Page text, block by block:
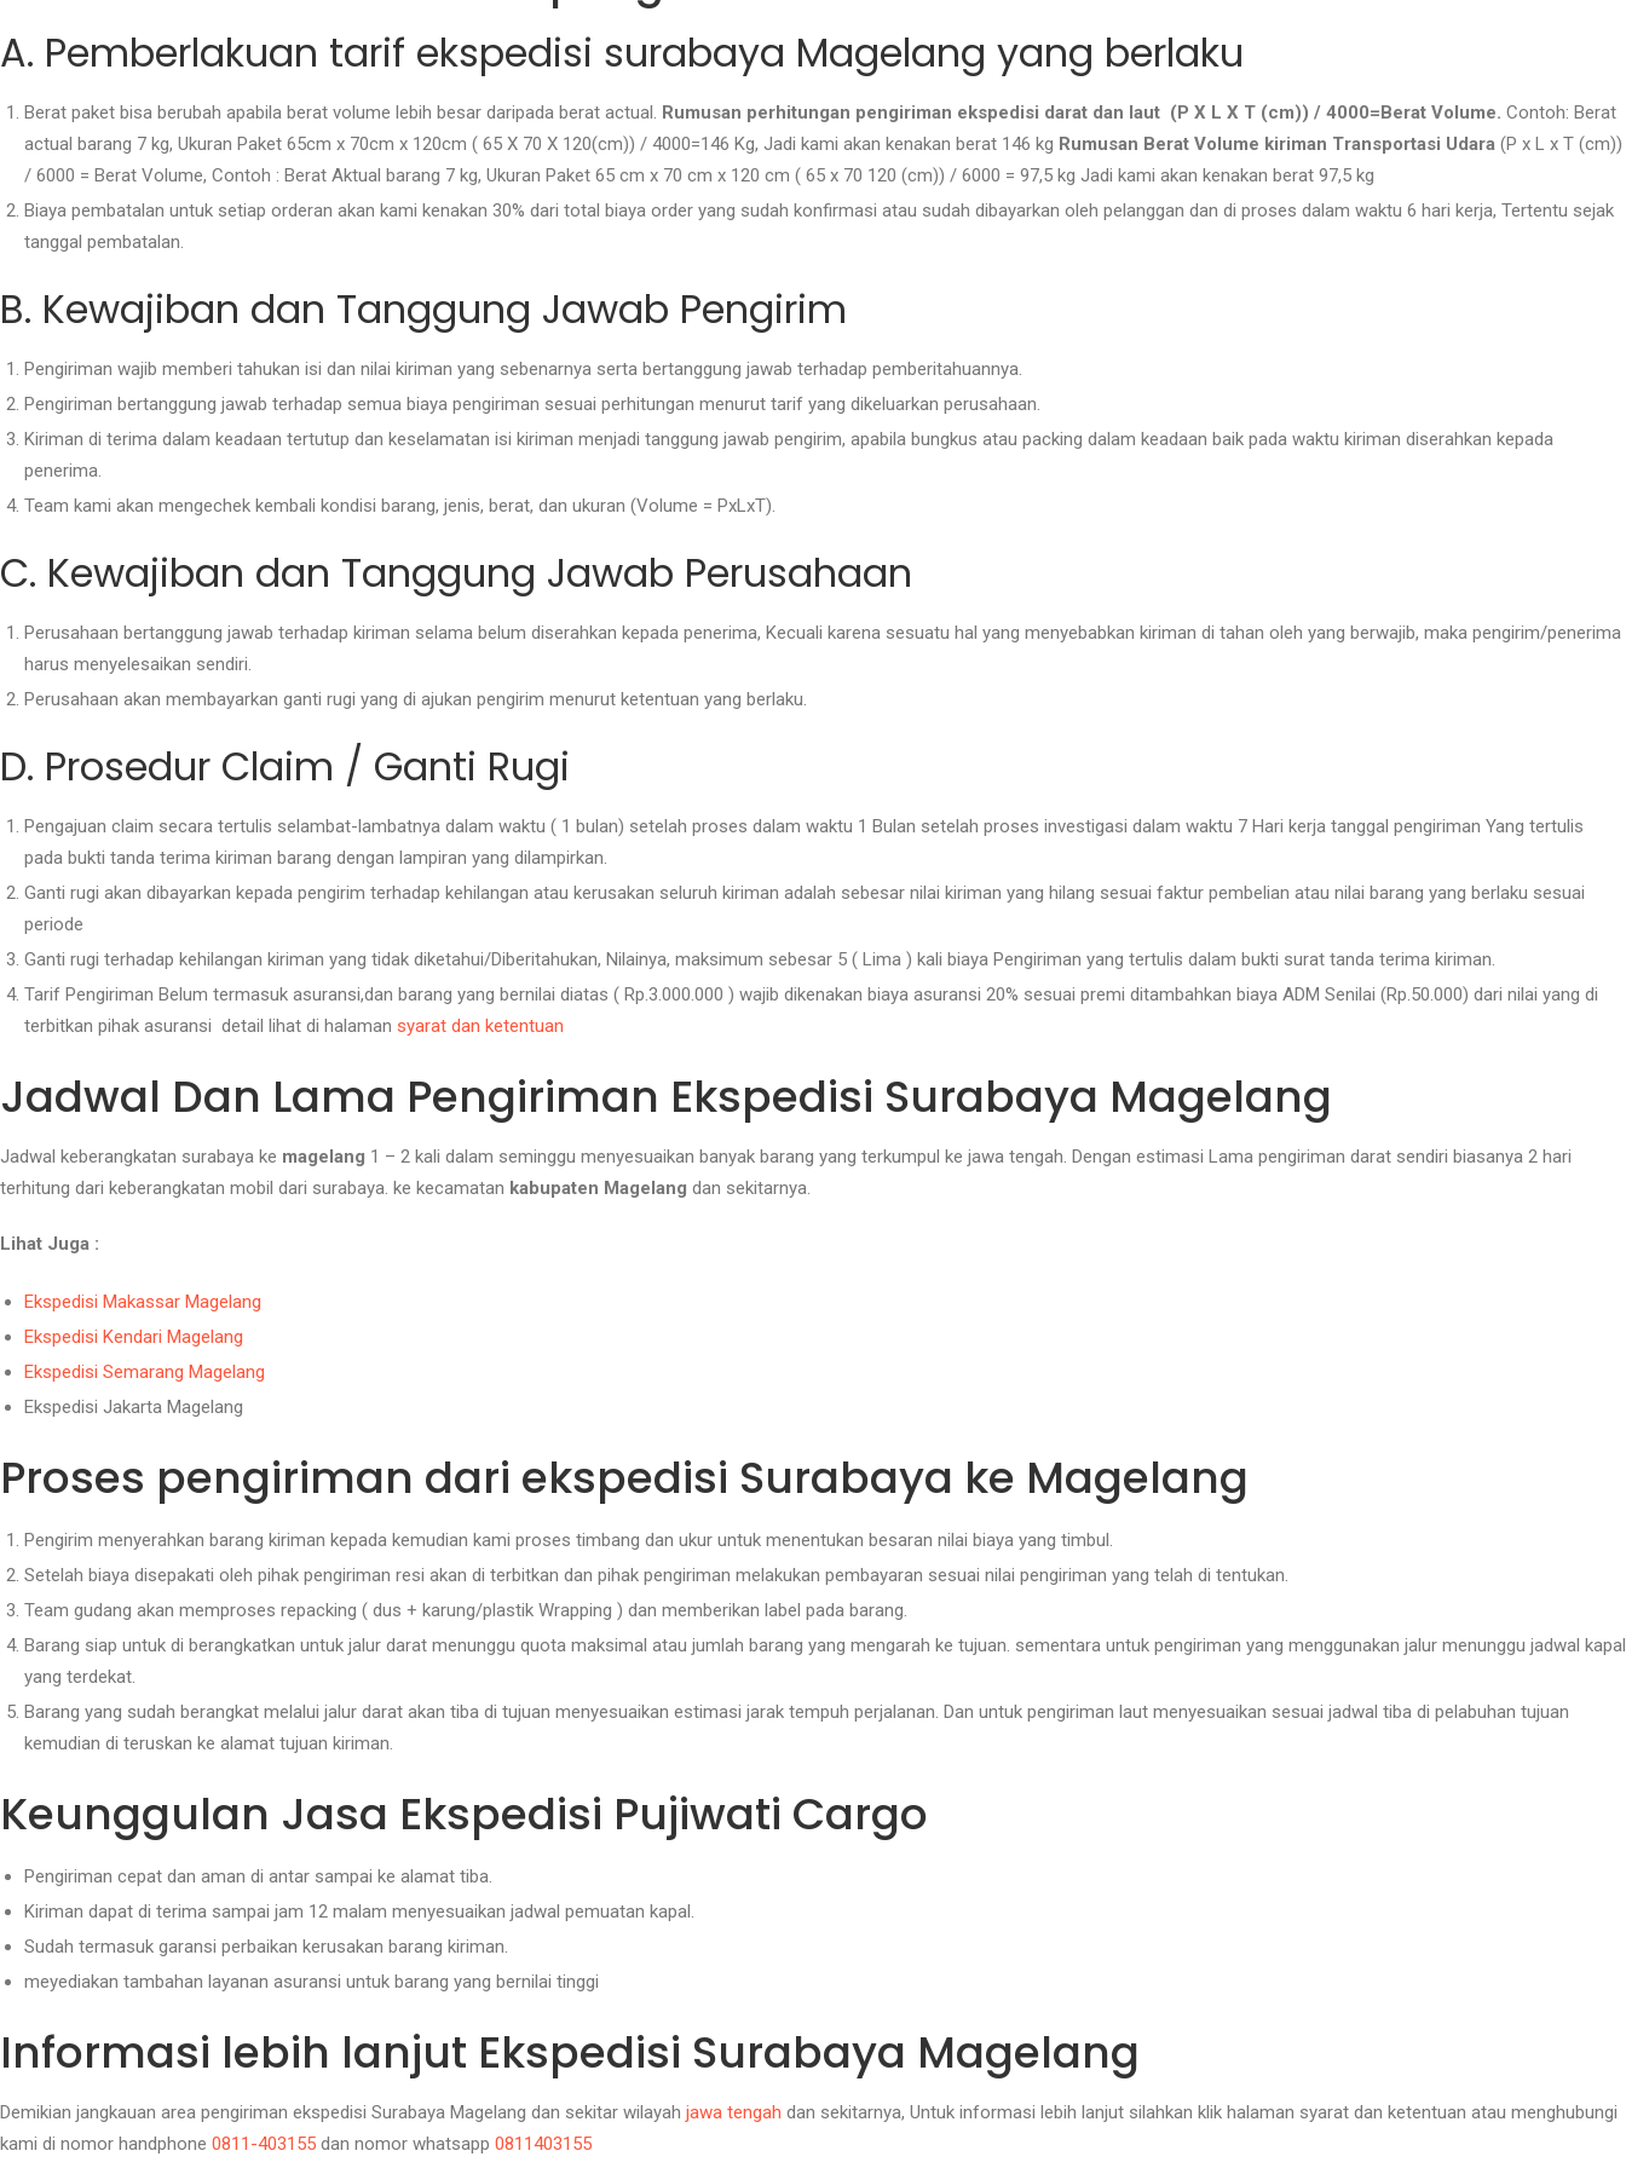
A. Pemberlakuan tarif ekspedisi surabaya Magelang yang berlaku
Berat paket bisa berubah apabila berat volume lebih besar daripada berat actual. Rumusan perhitungan pengiriman ekspedisi darat dan laut (P X L X T (cm)) / 4000=Berat Volume. Contoh: Berat
actual barang 7 kg, Ukuran Paket 65cm x 70cm x 120cm ( 65 X 70 X 120(cm)) / 4000=146 Kg, Jadi kami akan kenakan berat 146 kg Rumusan Berat Volume kiriman Transportasi Udara (P x L x T (cm))
/ 6000 = Berat Volume, Contoh : Berat Aktual barang 7 kg, Ukuran Paket 65 cm x 70 cm x 120 cm ( 65 x 70 120 (cm)) / 6000 = 97,5 kg Jadi kami akan kenakan berat 97,5 kg
Biaya pembatalan untuk setiap orderan akan kami kenakan 30% dari total biaya order yang sudah konfirmasi atau sudah dibayarkan oleh pelanggan dan di proses dalam waktu 6 hari kerja, Tertentu sejak
tanggal pembatalan.
B. Kewajiban dan Tanggung Jawab Pengirim
Pengiriman wajib memberi tahukan isi dan nilai kiriman yang sebenarnya serta bertanggung jawab terhadap pemberitahuannya.
Pengiriman bertanggung jawab terhadap semua biaya pengiriman sesuai perhitungan menurut tarif yang dikeluarkan perusahaan.
Kiriman di terima dalam keadaan tertutup dan keselamatan isi kiriman menjadi tanggung jawab pengirim, apabila bungkus atau packing dalam keadaan baik pada waktu kiriman diserahkan kepada
penerima.
Team kami akan mengechek kembali kondisi barang, jenis, berat, dan ukuran (Volume = PxLxT).
C. Kewajiban dan Tanggung Jawab Perusahaan
Perusahaan bertanggung jawab terhadap kiriman selama belum diserahkan kepada penerima, Kecuali karena sesuatu hal yang menyebabkan kiriman di tahan oleh yang berwajib, maka pengirim/penerima
harus menyelesaikan sendiri.
Perusahaan akan membayarkan ganti rugi yang di ajukan pengirim menurut ketentuan yang berlaku.
D. Prosedur Claim / Ganti Rugi
Pengajuan claim secara tertulis selambat-lambatnya dalam waktu ( 1 bulan) setelah proses dalam waktu 1 Bulan setelah proses investigasi dalam waktu 7 Hari kerja tanggal pengiriman Yang tertulis
pada bukti tanda terima kiriman barang dengan lampiran yang dilampirkan.
Ganti rugi akan dibayarkan kepada pengirim terhadap kehilangan atau kerusakan seluruh kiriman adalah sebesar nilai kiriman yang hilang sesuai faktur pembelian atau nilai barang yang berlaku sesuai
periode
Ganti rugi terhadap kehilangan kiriman yang tidak diketahui/Diberitahukan, Nilainya, maksimum sebesar 5 ( Lima ) kali biaya Pengiriman yang tertulis dalam bukti surat tanda terima kiriman.
Tarif Pengiriman Belum termasuk asuransi,dan barang yang bernilai diatas ( Rp.3.000.000 ) wajib dikenakan biaya asuransi 20% sesuai premi ditambahkan biaya ADM Senilai (Rp.50.000) dari nilai yang di
terbitkan pihak asuransi detail lihat di halaman syarat dan ketentuan
Jadwal Dan Lama Pengiriman Ekspedisi Surabaya Magelang
Jadwal keberangkatan surabaya ke magelang 1 – 2 kali dalam seminggu menyesuaikan banyak barang yang terkumpul ke jawa tengah. Dengan estimasi Lama pengiriman darat sendiri biasanya 2 hari
terhitung dari keberangkatan mobil dari surabaya. ke kecamatan kabupaten Magelang dan sekitarnya.
Lihat Juga :
Ekspedisi Makassar Magelang
Ekspedisi Kendari Magelang
Ekspedisi Semarang Magelang
Ekspedisi Jakarta Magelang
Proses pengiriman dari ekspedisi Surabaya ke Magelang
Pengirim menyerahkan barang kiriman kepada kemudian kami proses timbang dan ukur untuk menentukan besaran nilai biaya yang timbul.
Setelah biaya disepakati oleh pihak pengiriman resi akan di terbitkan dan pihak pengiriman melakukan pembayaran sesuai nilai pengiriman yang telah di tentukan.
Team gudang akan memproses repacking ( dus + karung/plastik Wrapping ) dan memberikan label pada barang.
Barang siap untuk di berangkatkan untuk jalur darat menunggu quota maksimal atau jumlah barang yang mengarah ke tujuan. sementara untuk pengiriman yang menggunakan jalur menunggu jadwal kapal
yang terdekat.
Barang yang sudah berangkat melalui jalur darat akan tiba di tujuan menyesuaikan estimasi jarak tempuh perjalanan. Dan untuk pengiriman laut menyesuaikan sesuai jadwal tiba di pelabuhan tujuan
kemudian di teruskan ke alamat tujuan kiriman.
Keunggulan Jasa Ekspedisi Pujiwati Cargo
Pengiriman cepat dan aman di antar sampai ke alamat tiba.
Kiriman dapat di terima sampai jam 12 malam menyesuaikan jadwal pemuatan kapal.
Sudah termasuk garansi perbaikan kerusakan barang kiriman.
meyediakan tambahan layanan asuransi untuk barang yang bernilai tinggi
Informasi lebih lanjut Ekspedisi Surabaya Magelang
Demikian jangkauan area pengiriman ekspedisi Surabaya Magelang dan sekitar wilayah jawa tengah dan sekitarnya, Untuk informasi lebih lanjut silahkan klik halaman syarat dan ketentuan atau menghubungi
kami di nomor handphone 0811-403155 dan nomor whatsapp 0811403155